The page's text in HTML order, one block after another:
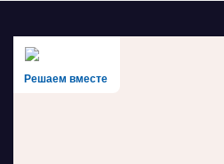
Решаем вместе